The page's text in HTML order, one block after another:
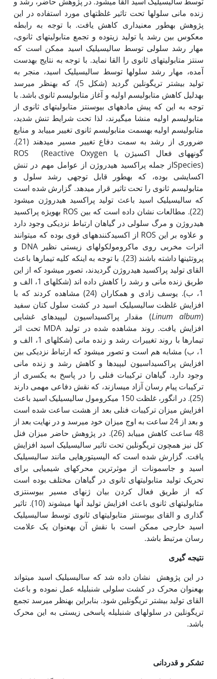
زنده مانی سلول‏ها تحت تاثیر غلظت‏های مورد استفاده در این
پژوهش به‏طور معنی‏داری کاهش یافت. با توجه به رابطه
معکوس بین رشد یا تولید زیتوده و تجمع متابولیت‏های ثانوی،
مهار رشد سلولی توسط سالیسیلیک اسید ممکن است که
سنتز متابولیت‏های ثانوی را القا نماید. با توجه به نتایج به‏دست
آمده، مهار رشد سلول‏ها توسط سالیسیلیک اسید، منجر به
تولید بیشتر تری‏گونلین گردید (شکل 5)، که به‏نظر می‏رسد
به‏دلیل کاهش متابولیسم اولیه و آغاز متابولیسم ثانوی باشد. با
توجه به این که پیش ماد‏ه‏های بیوسنتز متابولیت‏های ثانوی از
متابولیسم اولیه منشا می‏گیرند، لذا تحت شرایط تنش شدید،
متابولیسم اولیه به‏سمت متابولیسم ثانوی تغییر می‏یابد و منابع
ضروری از رشد به سمت دفاع تغییر مسیر می‏دهند (21).
گونه‏های فعال اکسیژن یا ROS (Reactive Oxygen
Species)از جمله پراکسید هیدروژن از عوامل مهم در تنش
اکسایشی بوده، که به‏طور قابل توجهی رشد سلول و
متابولیسم ثانوی را تحت تاثیر قرار می‏دهد. گزارش شده است
که سالیسیلیک اسید باعث تولید پراکسید هیدروژن می‏شود
(22). مطالعات نشان داده است که بین ROS به‏ویژه پراکسید
هیدروژن و مرگ سلولی در گیاهان ارتباط نزدیکی وجود دارد
و علاوه بر این ROS از اکسیدکننده‏های قوی بوده که می‏توانند
اثرات مخربی روی ماکرومولکول‏های زیستی نظیر DNA و
پروتئین‏ها داشته باشند (23). با توجه به اینکه کلیه تیمارها باعث
القای تولید پراکسید هیدروژن گردیدند، تصور می‏شود که از این
طریق زنده مانی و رشد را کاهش داده اند (شکل‏های 1، الف و
1، ب). یوسف زادی و همکاران (24) مشاهده کردند که با
افزایش غلظت سالیسیلیک اسید در کشت سلول کتان سفید
(
Linum album) مقدار پراکسیداسیون لیپیدهای غشایی
افزایش یافت. روند مشاهده شده در تولید MDA تحت اثر
تیمارها با روند تغییرات رشد و زنده مانی (شکل‏های 1، الف و
1، ب) مشابه هم است و تصور می‏شود که ارتباط نزدیکی بین
افزایش پراکسیداسیون لیپیدها و کاهش رشد و زنده مانی
وجود دارد. گیاهان ترکیبات فنلی را در پاسخ به یک‏سری از
ترکیبات پیام رسان آزاد می‏سازند، که نقش دفاعی مهمی دارند
(25). در انگور، غلظت 150 میکرومول سالیسیلیک اسید باعث
افزایش میزان ترکیبات فنلی بعد از هشت ساعت شده است
و بعد از 24 ساعت به اوج میزان خود می‏رسد و در نهایت بعد از
48 ساعت کاهش می‏یابد (26). در پژوهش حاضر میزان فنل
کل نیز همچون تری‏گونلین تحت تاثیر سالیسیلیک اسید افزایش
یافت. گزارش شده است که الیسیتور‏هایی مانند سالیسیلیک
اسید و جاسمونات از موثرترین محرک‏های شیمیایی برای
تحریک تولید متابولیت‏های ثانوی در گیاهان مختلف بوده است
که از طریق فعال کردن بیان ژن‏های مسیر بیوسنتزی
متابولیت‏های ثانوی باعث افزایش تولید آن‏ها می‏شوند (10). تاثیر
گذاری و القای بیوسنتز متابولیت‏های ثانوی توسط سالیسیلیک
اسید خارجی ممکن است با نقش آن به‏عنوان یک علامت
رسان مرتبط باشد.
نتیجه گیری
در این پژوهش نشان داده شد که سالیسیلیک اسید می‏تواند
به‏عنوان محرک در کشت سلولی شنبلیله عمل نموده و باعث
القای تولید بیشتر تری‏گونلین شود. بنابر‏این به‏نظر می‏رسد تجمع
تری‏گونلین در سلول‏های شنبلیله پاسخی زیستی به این محرک
باشد.
تشکر و قدردانی